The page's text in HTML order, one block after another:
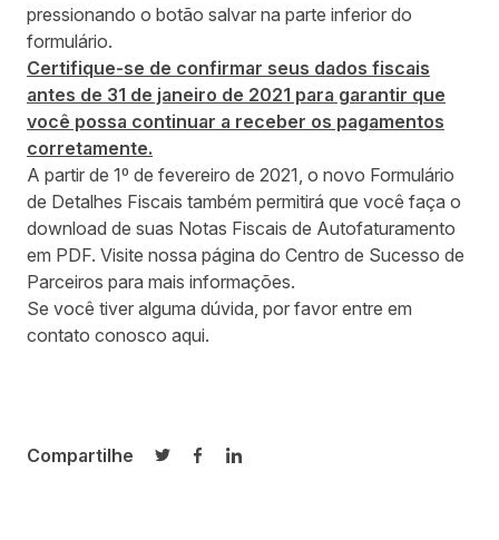
pressionando o botão salvar na parte inferior do
formulário.
Certifique-se de confirmar seus dados fiscais
antes de 31 de janeiro de 2021 para garantir que
você possa continuar a receber os pagamentos
corretamente.
A partir de 1º de fevereiro de 2021, o novo Formulário
de Detalhes Fiscais também permitirá que você faça o
download de suas Notas Fiscais de Autofaturamento
em PDF. Visite nossa página do Centro de Sucesso de
Parceiros para mais informações.
Se você tiver alguma dúvida, por favor entre em
contato conosco aqui.
Compartilhe
Compartilhar no Twitter
Compartilhar no Facebook
Compartilhar no LinkedIn